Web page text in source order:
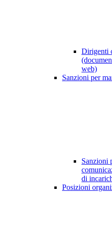
Dirigenti
web)
Sanzioni per
Sanzioni
di
Posizioni